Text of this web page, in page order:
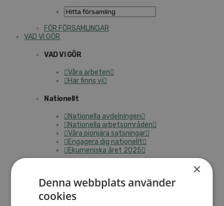
FÖR FÖRSAMLINGAR
VAD VI GÖR
VAD VI GÖR
Våra arbeten
Här finns vi
Nationellt
Nationella avdelningen
Nationella arbetsområden
Våra pionjära satsningar
Engagera dig nationellt
Ekumeniska året 2025
Internationella avdelningen
Utsända och arbeten
×
Denna webbplats använder
cookies